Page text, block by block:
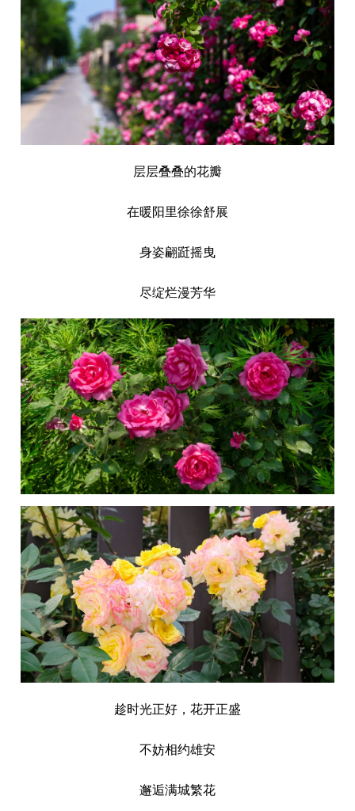
层层叠叠的花瓣
在暖阳里徐徐舒展
身姿翩跹摇曳
尽绽烂漫芳华
趁时光正好，花开正盛
不妨相约雄安
邂逅满城繁花